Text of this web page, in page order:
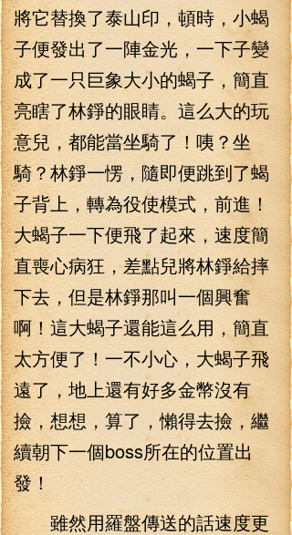
將它替換了泰山印，頓時，小蝎
子便發出了一陣金光，一下子變
成了一只巨象大小的蝎子，簡直
亮瞎了林錚的眼睛。這么大的玩
意兒，都能當坐騎了！咦？坐
騎？林錚一愣，隨即便跳到了蝎
子背上，轉為役使模式，前進！
大蝎子一下便飛了起來，速度簡
直喪心病狂，差點兒將林錚給摔
下去，但是林錚那叫一個興奮
啊！這大蝎子還能這么用，簡直
太方便了！一不小心，大蝎子飛
遠了，地上還有好多金幣沒有
撿，想想，算了，懶得去撿，繼
續朝下一個boss所在的位置出
發！
雖然用羅盤傳送的話速度更